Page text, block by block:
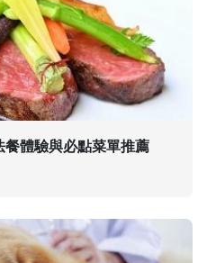
體驗與必點菜單推薦